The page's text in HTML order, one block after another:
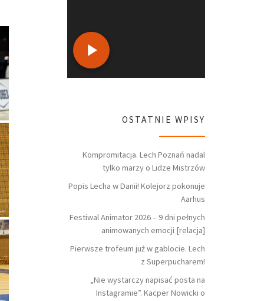
OSTATNIE WPISY
Kompromitacja. Lech Poznań nadal
tylko marzy o Lidze Mistrzów
Popis Lecha w Danii! Kolejorz pokonuje
Aarhus
Festiwal Animator 2026 – 9 dni pełnych
animowanych emocji [relacja]
Pierwsze trofeum już w gablocie. Lech
z Superpucharem!
„Nie wystarczy napisać posta na
Instagramie”. Kacper Nowicki o